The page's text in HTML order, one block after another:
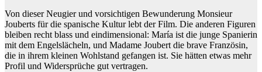
Von dieser Neugier und vorsichtigen Bewunderung Monsieur
Jouberts für die spanische Kultur lebt der Film. Die anderen Figuren
bleiben recht blass und eindimensional: María ist die junge Spanierin
mit dem Engelslächeln, und Madame Joubert die brave Französin,
die in ihrem kleinen Wohlstand gefangen ist. Sie hätten etwas mehr
Profil und Widersprüche gut vertragen.